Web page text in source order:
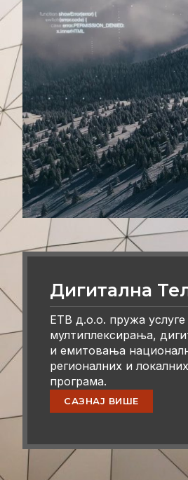
Дигитална
ЕТВ д.о.о. пружа
мултиплексирања,
и емитовања
регионалних и
програма.
САЗНАЈ ВИШЕ